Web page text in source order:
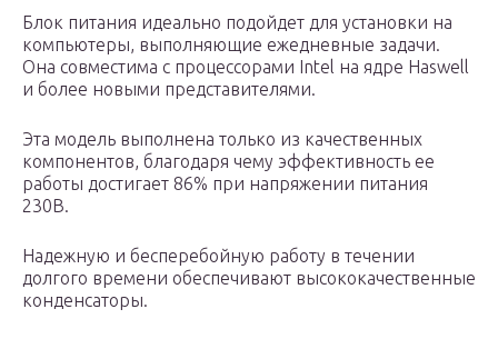
Блок питания идеально подойдет для установки на
компьютеры, выполняющие ежедневные задачи.
Она совместима с процессорами Intel на ядре Haswell
и более новыми представителями.
Эта модель выполнена только из качественных
компонентов, благодаря чему эффективность ее
работы достигает 86% при напряжении питания
230В.
Надежную и бесперебойную работу в течении
долгого времени обеспечивают высококачественные
конденсаторы.